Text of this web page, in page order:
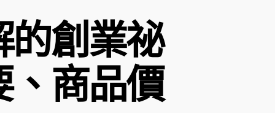
創業祕
商品價